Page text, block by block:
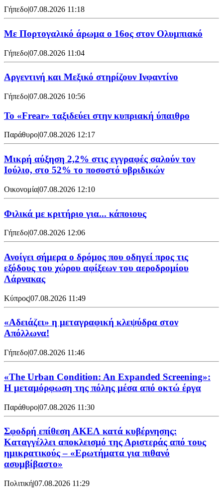
Γήπεδο|07.08.2026 11:18
Με Πορτογαλικό άρωμα ο 16ος στον Ολυμπιακό
Γήπεδο|07.08.2026 11:04
Αργεντινή και Μεξικό στηρίζουν Ινφαντίνο
Γήπεδο|07.08.2026 10:56
To «Frear» ταξιδεύει στην κυπριακή ύπαιθρο
Παράθυρο|07.08.2026 12:17
Μικρή αύξηση 2,2% στις εγγραφές σαλούν τον
Ιούλιο, στο 52% το ποσοστό υβριδικών
Οικονομία|07.08.2026 12:10
Φιλικά με κριτήριο για... κάποιους
Γήπεδο|07.08.2026 12:06
Ανοίγει σήμερα ο δρόμος που οδηγεί προς τις
εξόδους του χώρου αφίξεων του αεροδρομίου
Λάρνακας
Κύπρος|07.08.2026 11:49
«Αδειάζει» η μεταγραφική κλεψύδρα στον
Απόλλωνα!
Γήπεδο|07.08.2026 11:46
«The Urban Condition: An Expanded Screening»:
Η μεταμόρφωση της πόλης μέσα από οκτώ έργα
Παράθυρο|07.08.2026 11:30
Σφοδρή επίθεση ΑΚΕΛ κατά κυβέρνησης:
Καταγγέλλει αποκλεισμό της Αριστεράς από τους
ημικρατικούς – «Ερωτήματα για πιθανό
ασυμβίβαστο»
Πολιτική|07.08.2026 11:29